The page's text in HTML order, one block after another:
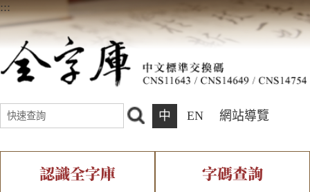
:::
中 EN 網站導覽
認識全字庫 字碼查詢